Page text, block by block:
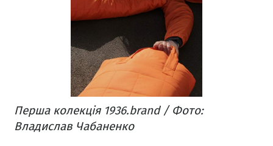
Перша колекція 1936.brand / Фото:
Владислав Чабаненко